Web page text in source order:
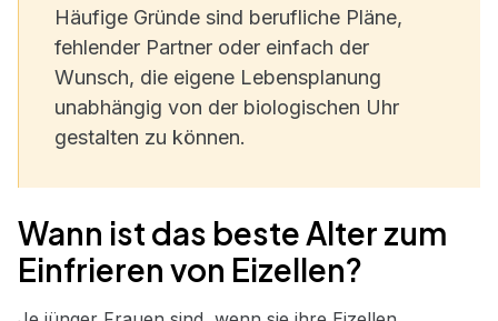
Häufige Gründe sind berufliche Pläne,
fehlender Partner oder einfach der
Wunsch, die eigene Lebensplanung
unabhängig von der biologischen Uhr
gestalten zu können.
Wann ist das beste Alter zum
Einfrieren von Eizellen?